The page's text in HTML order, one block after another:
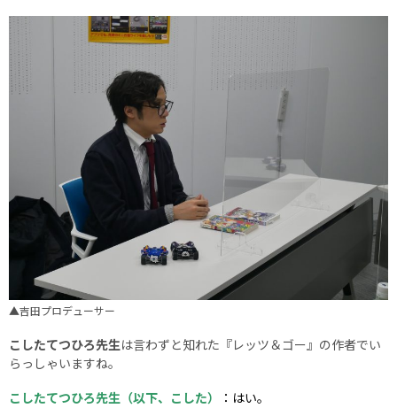
▲吉田プロデューサー
こしたてつひろ先生は言わずと知れた『レッツ＆ゴー』の作者でい
らっしゃいますね。
こしたてつひろ先生（以下、こした）
：はい。